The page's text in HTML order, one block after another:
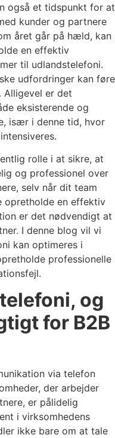
også et tidspunkt for at
kunder og partnere
året går på hæld, kan
en effektiv
til udlandstelefoni.
udfordringer kan føre
Alligevel er det
eksisterende og
især i denne tid, hvor
rolle i at sikre, at
og professionel over
selv når dit team
opretholde en effektiv
er det nødvendigt at
I denne blog vil vi
kan optimeres i
professionelle
og
for B2B
via telefon
der arbejder
er pålidelig
i virksomhedens
ikke bare om at tale